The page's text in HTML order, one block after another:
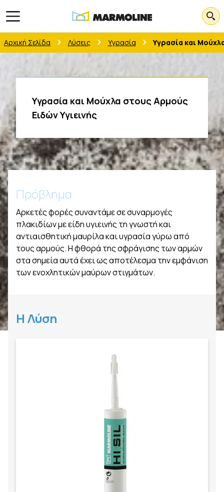
Open main menu
Αρχική Σελίδα Λύσεις Υγρασία Υγρασία και
Υγρασία και Μούχλα στους Αρμούς
Ειδών Υγιεινής
Πρόβλημα
Αρκετές φορές συναντάμε σε συναρμογές
πλακιδίων με είδη υγιεινής τη γνωστή και
αντιαισθητική μαυρίλα και υγρασία γύρω από
τους αρμούς. Η φθορά της σφράγισης των αρμών
στα σημεία αυτά έχει ως αποτέλεσμα την εμφάνιση
των ενοχλητικών μαύρων στιγμάτων.
Η Λύση